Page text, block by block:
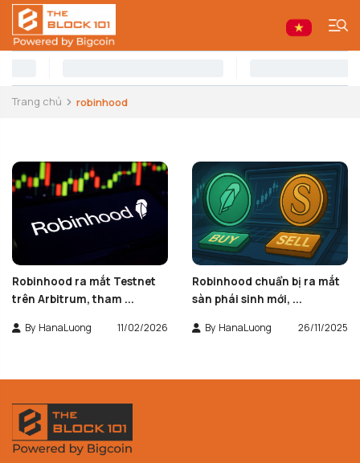
Trang chủ robinhood
Robinhood ra mắt Testnet
trên Arbitrum, tham ...
By HanaLuong 11/02/2026
Robinhood chuẩn bị ra mắt
sàn phái sinh mới, ...
By HanaLuong 26/11/2025